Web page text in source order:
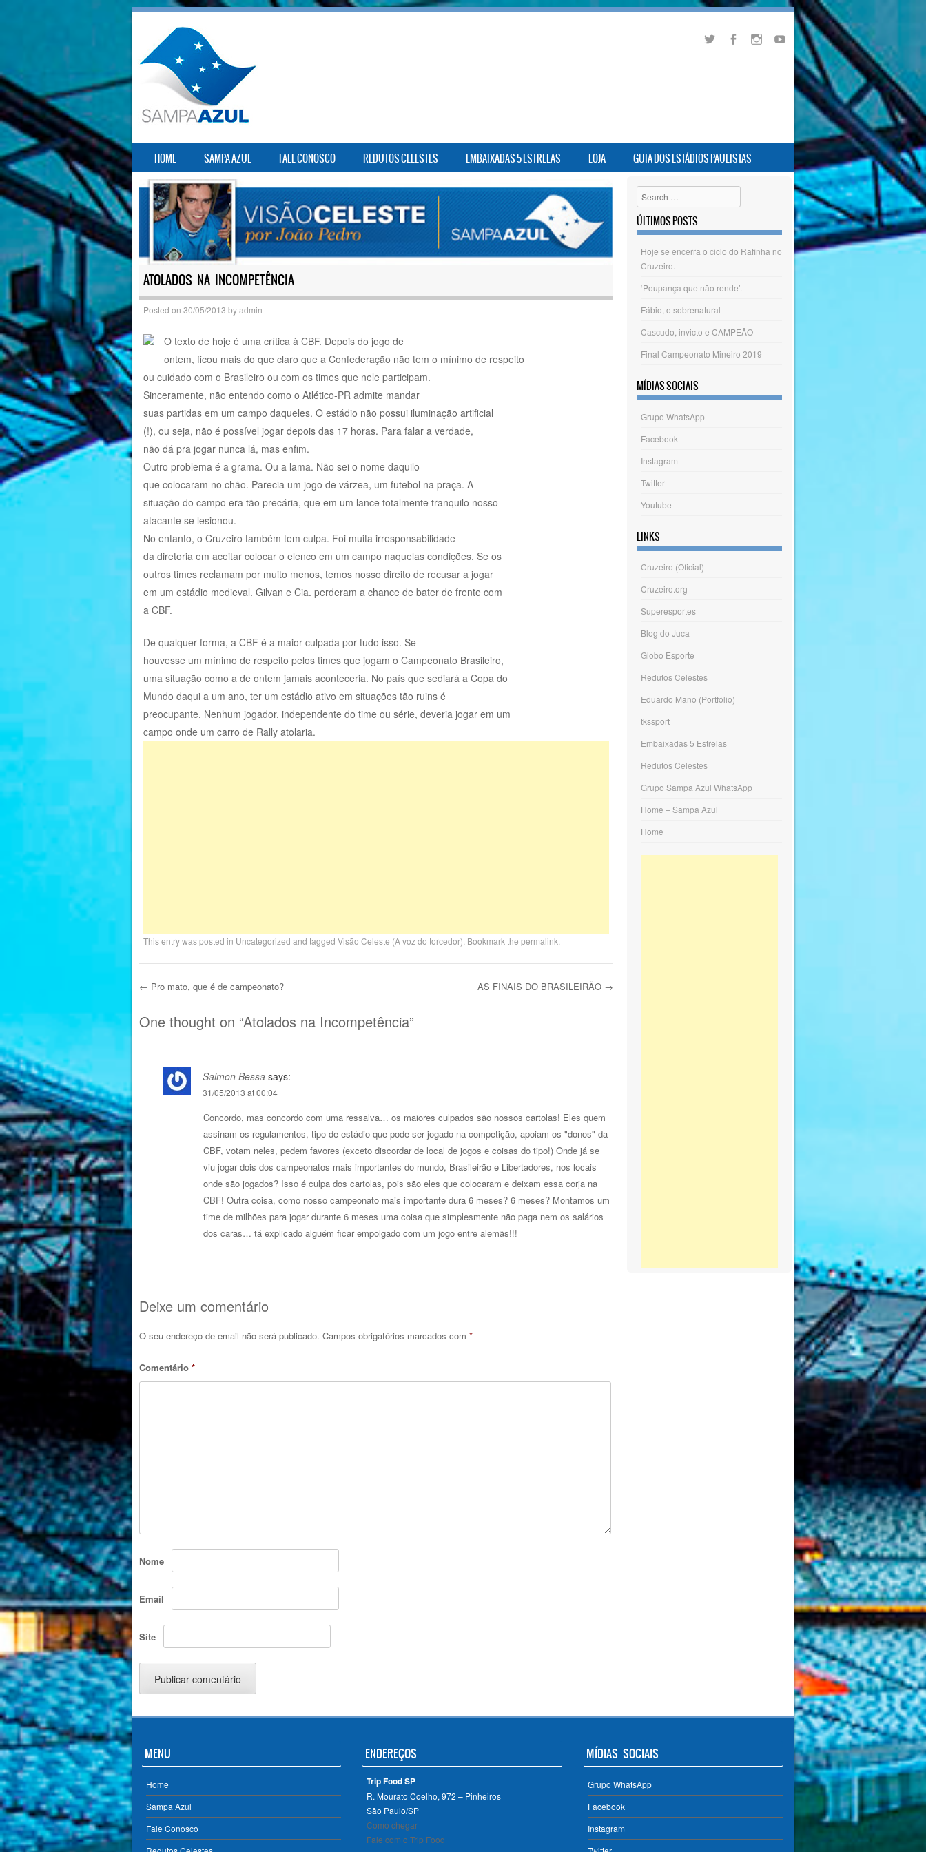
MENU
SKIP TO CONTENT
HOME SAMPA AZUL FALE CONOSCO REDUTOS CELESTES EMBAIXADAS 5 ESTRELAS LOJA GUIA DOS ESTÁDIOS PAULISTAS
ATOLADOS NA INCOMPETÊNCIA
Posted on 30/05/2013 byadmin
O texto de hoje é uma crítica à CBF. Depois do jogo de
ontem, ficou mais do que claro que a Confederação não tem o mínimo de respeito
ou cuidado com o Brasileiro ou com os times que nele participam.
Sinceramente, não entendo como o Atlético-PR admite mandar
suas partidas em um campo daqueles. O estádio não possui iluminação artificial
(!), ou seja, não é possível jogar depois das 17 horas. Para falar a verdade,
não dá pra jogar nunca lá, mas enfim.
Outro problema é a grama. Ou a lama. Não sei o nome daquilo
que colocaram no chão. Parecia um jogo de várzea, um futebol na praça. A
situação do campo era tão precária, que em um lance totalmente tranquilo nosso
atacante se lesionou.
No entanto, o Cruzeiro também tem culpa. Foi muita irresponsabilidade
da diretoria em aceitar colocar o elenco em um campo naquelas condições. Se os
outros times reclamam por muito menos, temos nosso direito de recusar a jogar
em um estádio medieval. Gilvan e Cia. perderam a chance de bater de frente com
a CBF.
De qualquer forma, a CBF é a maior culpada por tudo isso. Se
houvesse um mínimo de respeito pelos times que jogam o Campeonato Brasileiro,
uma situação como a de ontem jamais aconteceria. No país que sediará a Copa do
Mundo daqui a um ano, ter um estádio ativo em situações tão ruins é
preocupante. Nenhum jogador, independente do time ou série, deveria jogar em um
campo onde um carro de Rally atolaria.
This entry was posted in Uncategorized and tagged Visão Celeste (A voz do torcedor) . Bookmark the permalink
Post navigation
← Pro mato, que é de campeonato? AS FINAIS DO BRASILEIRÃO →
One thought on “Atolados na Incompetência”
Saimon Bessa says:
31/05/2013 at 00:04
Concordo, mas concordo com uma ressalva… os maiores culpados são nossos cartolas! Eles quem
assinam os regulamentos, tipo de estádio que pode ser jogado na competição, apoiam os "donos" da
CBF, votam neles, pedem favores (exceto discordar de local de jogos e coisas do tipo!) Onde já se
viu jogar dois dos campeonatos mais importantes do mundo, Brasileirão e Libertadores, nos locais
onde são jogados? Isso é culpa dos cartolas, pois são eles que colocaram e deixam essa corja na
CBF! Outra coisa, como nosso campeonato mais importante dura 6 meses? 6 meses? Montamos um
time de milhões para jogar durante 6 meses uma coisa que simplesmente não paga nem os salários
dos caras… tá explicado alguém ficar empolgado com um jogo entre alemãs!!!
Deixe um comentário
O seu endereço de email não será publicado. Campos obrigatórios marcados com *
Comentário *
Nome
Email
Site
Search
ÚLTIMOS POSTS
Hoje se encerra o ciclo do Rafinha no
Cruzeiro.
‘Poupança que não rende’.
Fábio, o sobrenatural
Cascudo, invicto e CAMPEÃO
Final Campeonato Mineiro 2019
MÍDIAS SOCIAIS
Grupo WhatsApp
Facebook
Instagram
Twitter
Youtube
LINKS
Cruzeiro (Oficial)
Cruzeiro.org
Superesportes
Blog do Juca
Globo Esporte
Redutos Celestes
Eduardo Mano (Portfólio)
tkssport
Embaixadas 5 Estrelas
Redutos Celestes
Grupo Sampa Azul WhatsApp
Home – Sampa Azul
Home
MENU
Home
Sampa Azul
Fale Conosco
ENDEREÇOS
Trip Food SP
R. Mourato Coelho, 972 – Pinheiros
São Paulo/SP ‎
Como chegar
Fale com o Trip Food
MÍDIAS SOCIAIS
Grupo WhatsApp
Facebook
Instagram